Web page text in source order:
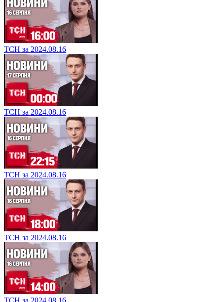
ТСН за 2024.08.16
ТСН за 2024.08.16
ТСН за 2024.08.16
ТСН за 2024.08.16
ТСН за 2024.08.16